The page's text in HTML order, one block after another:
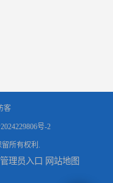
客
号-2
所有权利.
管理员入口 网站地图